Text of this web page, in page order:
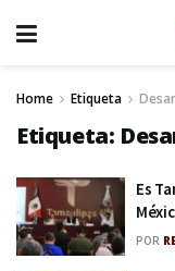
Home Etiqueta
Etiqueta:
Es
POR